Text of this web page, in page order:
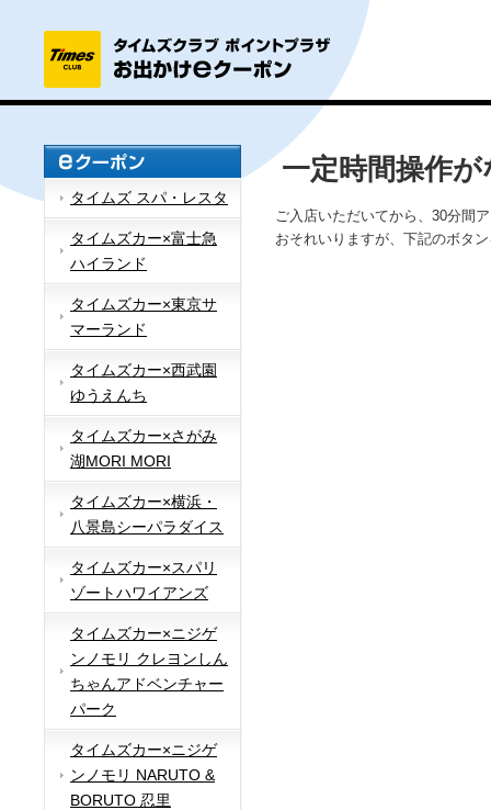
タイムズ スパ・レスタ
タイムズカー×富士急
ハイランド
タイムズカー×東京サ
マーランド
タイムズカー×西武園
ゆうえんち
タイムズカー×さがみ
湖MORI MORI
タイムズカー×横浜・
八景島シーパラダイス
タイムズカー×スパリ
ゾートハワイアンズ
タイムズカー×ニジゲ
ンノモリ クレヨンしん
ちゃんアドベンチャー
パーク
タイムズカー×ニジゲ
ンノモリ NARUTO &
BORUTO 忍里
一定時間操作
ご入店いただいてから、30分間
おそれいりますが、下記のボタ